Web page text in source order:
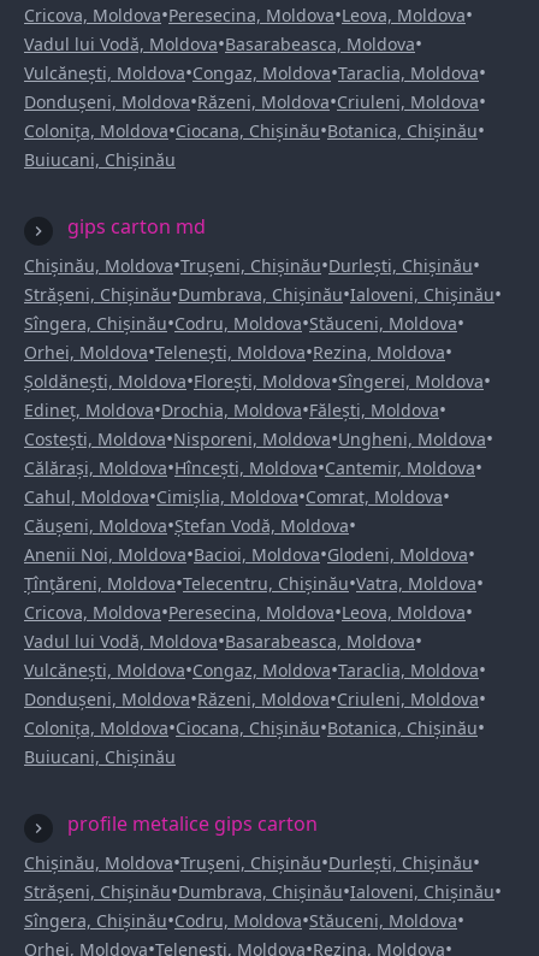
Cricova, Moldova•Peresecina, Moldova•Leova, Moldova•
Vadul lui Vodă, Moldova•Basarabeasca, Moldova•
Vulcănești, Moldova•Congaz, Moldova•Taraclia, Moldova•
Dondușeni, Moldova•Răzeni, Moldova•Criuleni, Moldova•
Colonița, Moldova•Ciocana, Chișinău•Botanica, Chișinău•
Buiucani, Chișinău
gips carton md
Chișinău, Moldova•Trușeni, Chișinău•Durlești, Chișinău•
Strășeni, Chișinău•Dumbrava, Chișinău•Ialoveni, Chișinău•
Sîngera, Chișinău•Codru, Moldova•Stăuceni, Moldova•
Orhei, Moldova•Telenești, Moldova•Rezina, Moldova•
Șoldănești, Moldova•Florești, Moldova•Sîngerei, Moldova•
Edineț, Moldova•Drochia, Moldova•Fălești, Moldova•
Costești, Moldova•Nisporeni, Moldova•Ungheni, Moldova•
Călărași, Moldova•Hîncești, Moldova•Cantemir, Moldova•
Cahul, Moldova•Cimișlia, Moldova•Comrat, Moldova•
Căușeni, Moldova•Ștefan Vodă, Moldova•
Anenii Noi, Moldova•Bacioi, Moldova•Glodeni, Moldova•
Țînțăreni, Moldova•Telecentru, Chișinău•Vatra, Moldova•
Cricova, Moldova•Peresecina, Moldova•Leova, Moldova•
Vadul lui Vodă, Moldova•Basarabeasca, Moldova•
Vulcănești, Moldova•Congaz, Moldova•Taraclia, Moldova•
Dondușeni, Moldova•Răzeni, Moldova•Criuleni, Moldova•
Colonița, Moldova•Ciocana, Chișinău•Botanica, Chișinău•
Buiucani, Chișinău
profile metalice gips carton
Chișinău, Moldova•Trușeni, Chișinău•Durlești, Chișinău•
Strășeni, Chișinău•Dumbrava, Chișinău•Ialoveni, Chișinău•
Sîngera, Chișinău•Codru, Moldova•Stăuceni, Moldova•
Orhei, Moldova•Telenești, Moldova•Rezina, Moldova•